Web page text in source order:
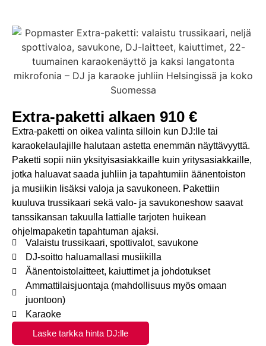
Extra-paketti alkaen 910 €
Extra-paketti on oikea valinta silloin kun DJ:lle tai
karaokelaulajille halutaan astetta enemmän näyttävyyttä.
Paketti sopii niin yksityisasiakkaille kuin yritysasiakkaille,
jotka haluavat saada juhliin ja tapahtumiin äänentoiston
ja musiikin lisäksi valoja ja savukoneen. Pakettiin
kuuluva trussikaari sekä valo- ja savukoneshow saavat
tanssikansan takuulla lattialle tarjoten huikean
ohjelmapaketin tapahtuman ajaksi.
Valaistu trussikaari, spottivalot, savukone
DJ-soitto haluamallasi musiikilla
Äänentoistolaitteet, kaiuttimet ja johdotukset
Ammattilaisjuontaja (mahdollisuus myös omaan
juontoon)
Karaoke
Laske tarkka hinta DJ:lle